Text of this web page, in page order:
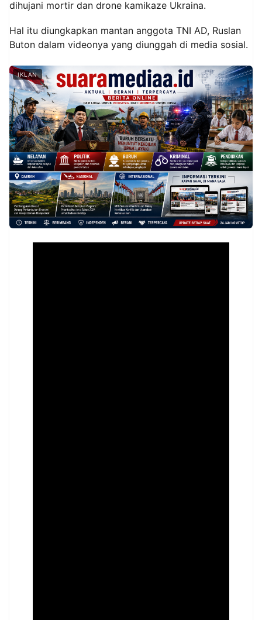
dihujani mortir dan drone kamikaze Ukraina.
Hal itu diungkapkan mantan anggota TNI AD, Ruslan
Buton dalam videonya yang diunggah di media sosial.
IKLAN